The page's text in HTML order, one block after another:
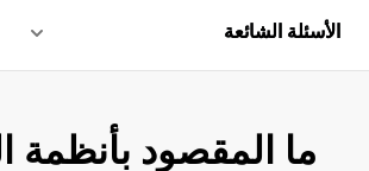
الأسئلة الشائعة
الأسئلة الشائعة
ما المقصود بأنظمة